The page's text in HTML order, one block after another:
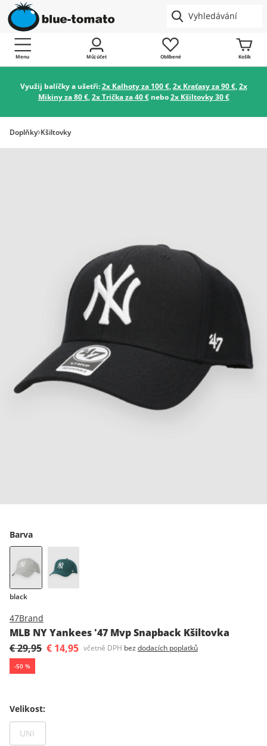
Menu Můj účet Oblíbené Košík
Využij balíčky a ušetři:2x Kalhoty za 100 €,2x Kraťasy za 90 €,2x
Mikiny za 80 €,2x Trička za 40 €nebo2x Kšiltovky 30 €
Doplňky Kšiltovky
Barva
black
47Brand
MLB NY Yankees '47 Mvp Snapback Kšiltovka
€ 29,95 € 14,95 včetně DPH bez dodacích poplatků
-50 %
Velikost:
UNI